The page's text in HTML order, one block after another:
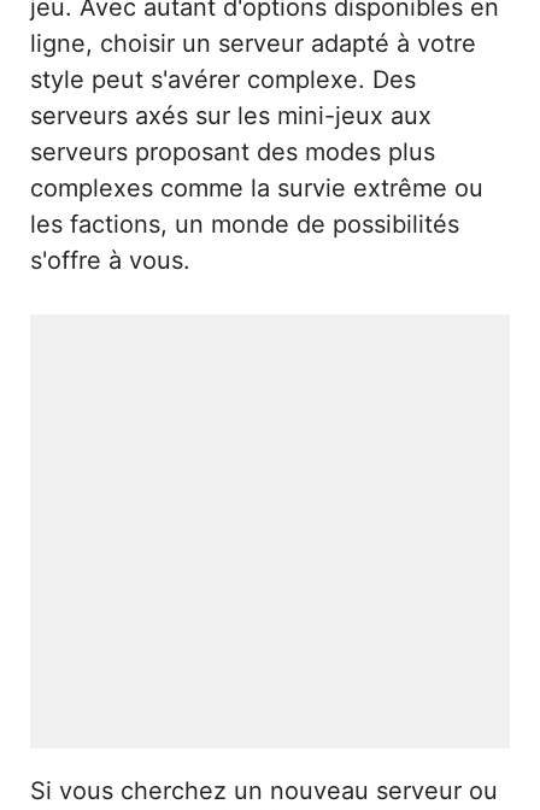
jeu. Avec autant d'options disponibles en
ligne, choisir un serveur adapté à votre
style peut s'avérer complexe. Des
serveurs axés sur les mini-jeux aux
serveurs proposant des modes plus
complexes comme la survie extrême ou
les factions, un monde de possibilités
s'offre à vous.
Si vous cherchez un nouveau serveur ou